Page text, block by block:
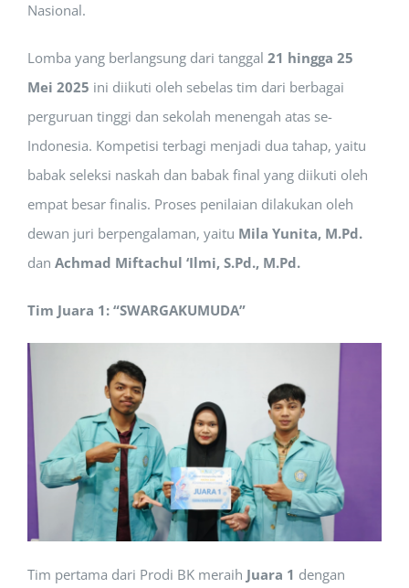
Nasional.
Lomba yang berlangsung dari tanggal 21 hingga 25
Mei 2025 ini diikuti oleh sebelas tim dari berbagai
perguruan tinggi dan sekolah menengah atas se-
Indonesia. Kompetisi terbagi menjadi dua tahap, yaitu
babak seleksi naskah dan babak final yang diikuti oleh
empat besar finalis. Proses penilaian dilakukan oleh
dewan juri berpengalaman, yaitu Mila Yunita, M.Pd.
dan Achmad Miftachul ‘Ilmi, S.Pd., M.Pd.
Tim Juara 1: “SWARGAKUMUDA”
Tim pertama dari Prodi BK meraih Juara 1 dengan